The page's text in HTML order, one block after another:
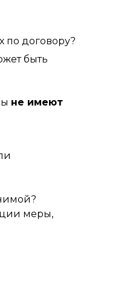
по договору?
быть
не имеют
меры,